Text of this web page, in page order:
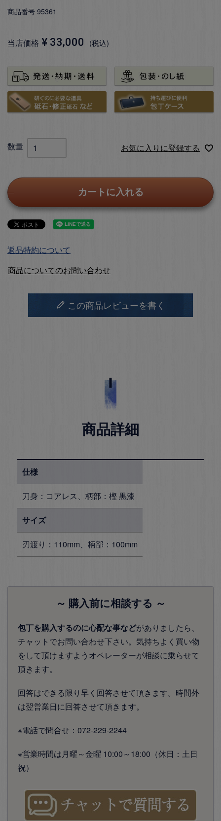
商品番号 95361
当店価格 ¥ 33,000 税込
お気に入りに登録する
カートに入れる
返品特約について
商品についてのお問い合わせ
この商品レビューを書く
商品詳細
仕様
刀身：コアレス、柄部：樫 黒漆
サイズ
刃渡り：110mm、柄部：100mm
～ 購入前に相談する ～
包丁を購入するのに心配な事などがありましたら、
チャットでお問い合わせ下さい。気持ちよく買い物
をして頂けますようオペレーターが相談に乗らせて
頂きます。
回答はできる限り早く回答させて頂きます。時間外
は翌営業日に回答させて頂きます。
※電話で問合せ：072-229-2244
※営業時間は月曜～金曜 10:00～18:00（休日：土日
祝）